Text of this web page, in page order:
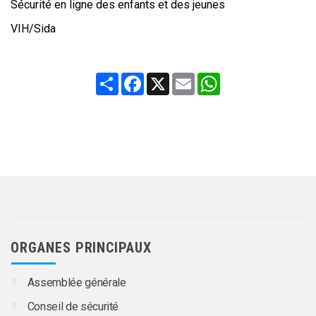
Sécurité en ligne des enfants et des jeunes
VIH/Sida
Share Facebook
X Email
ORGANES PRINCIPAUX
Assemblée générale
Conseil de sécurité